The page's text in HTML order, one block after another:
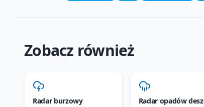
Zobacz również
Radar burzowy Radar opadów